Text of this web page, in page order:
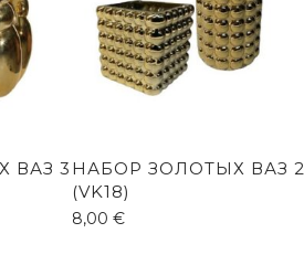
ВАЗ 3 НАБОР ЗОЛОТЫХ ВАЗ 2
(VK18)
8,00 €